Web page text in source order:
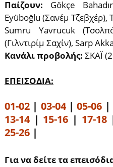
Παίζουν: Gökçe
Eyüboğlu (Σανέμ Τζεβχέρ),
Sumru Yavrucuk
(Γιλντιρίμ Σαχίν), Sarp
Κανάλι προβολής: ΣΚΑΪ
ΕΠΕΙΣΟΔΙΑ:
01-02| 03-04|05-06 |
13-14| 15-16 | 17-18
25-26|
Για να δείτε τα